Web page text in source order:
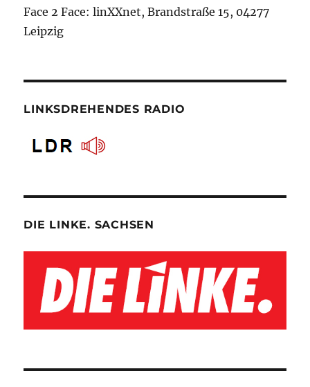
Face 2 Face: linXXnet, Brandstraße 15, 04277
Leipzig
LINKSDREHENDES RADIO
DIE LINKE. SACHSEN